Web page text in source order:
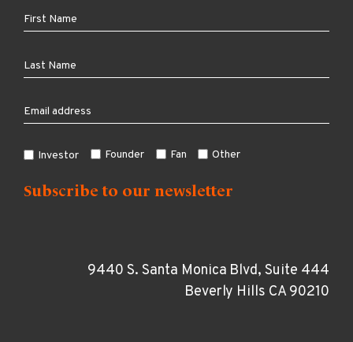
Investor Founder Fan Other
9440 S. Santa Monica Blvd, Suite 444
Beverly Hills CA 90210